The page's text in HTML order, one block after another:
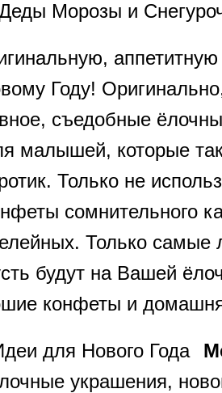
Морозы и
Году!
съедобные
малышей, которые
Только не
сомнительного
Только самые
будут на Вашей
конфеты и
для Нового Года
украшения,